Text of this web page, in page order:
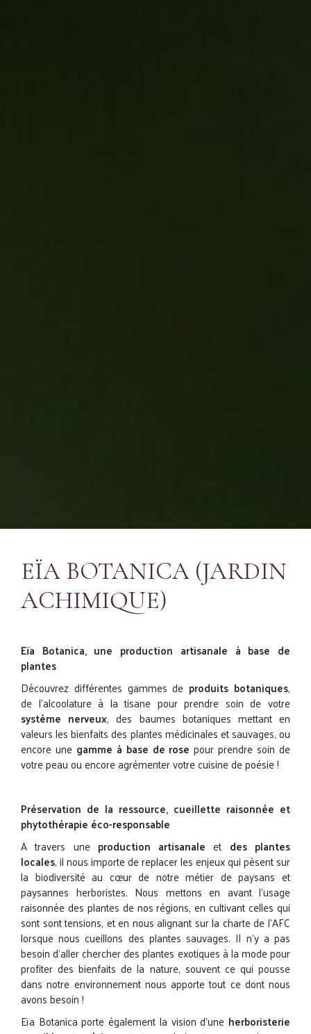
EÏA BOTANICA (JARDIN
ACHIMIQUE)
Eïa Botanica, une production artisanale à base de
plantes
Découvrez différentes gammes de produits botaniques,
de l’alcoolature à la tisane pour prendre soin de votre
système nerveux, des baumes botaniques mettant en
valeurs les bienfaits des plantes médicinales et sauvages, ou
encore une gamme à base de rose pour prendre soin de
votre peau ou encore agrémenter votre cuisine de poésie !
Préservation de la ressource, cueillette raisonnée et
phytothérapie éco-responsable
A travers une production artisanale et des plantes
locales, il nous importe de replacer les enjeux qui pèsent sur
la biodiversité au cœur de notre métier de paysans et
paysannes herboristes. Nous mettons en avant l’usage
raisonnée des plantes de nos régions, en cultivant celles qui
sont sont tensions, et en nous alignant sur la charte de l’AFC
lorsque nous cueillons des plantes sauvages. Il n’y a pas
besoin d’aller chercher des plantes exotiques à la mode pour
profiter des bienfaits de la nature, souvent ce qui pousse
dans notre environnement nous apporte tout ce dont nous
avons besoin !
Eïa Botanica porte également la vision d’une herboristerie